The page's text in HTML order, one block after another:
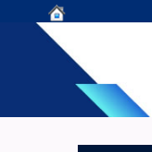
Centro de
OLADE -